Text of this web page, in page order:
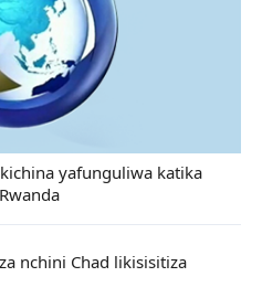
yafunguliwa katika
nchini Chad likisisitiza